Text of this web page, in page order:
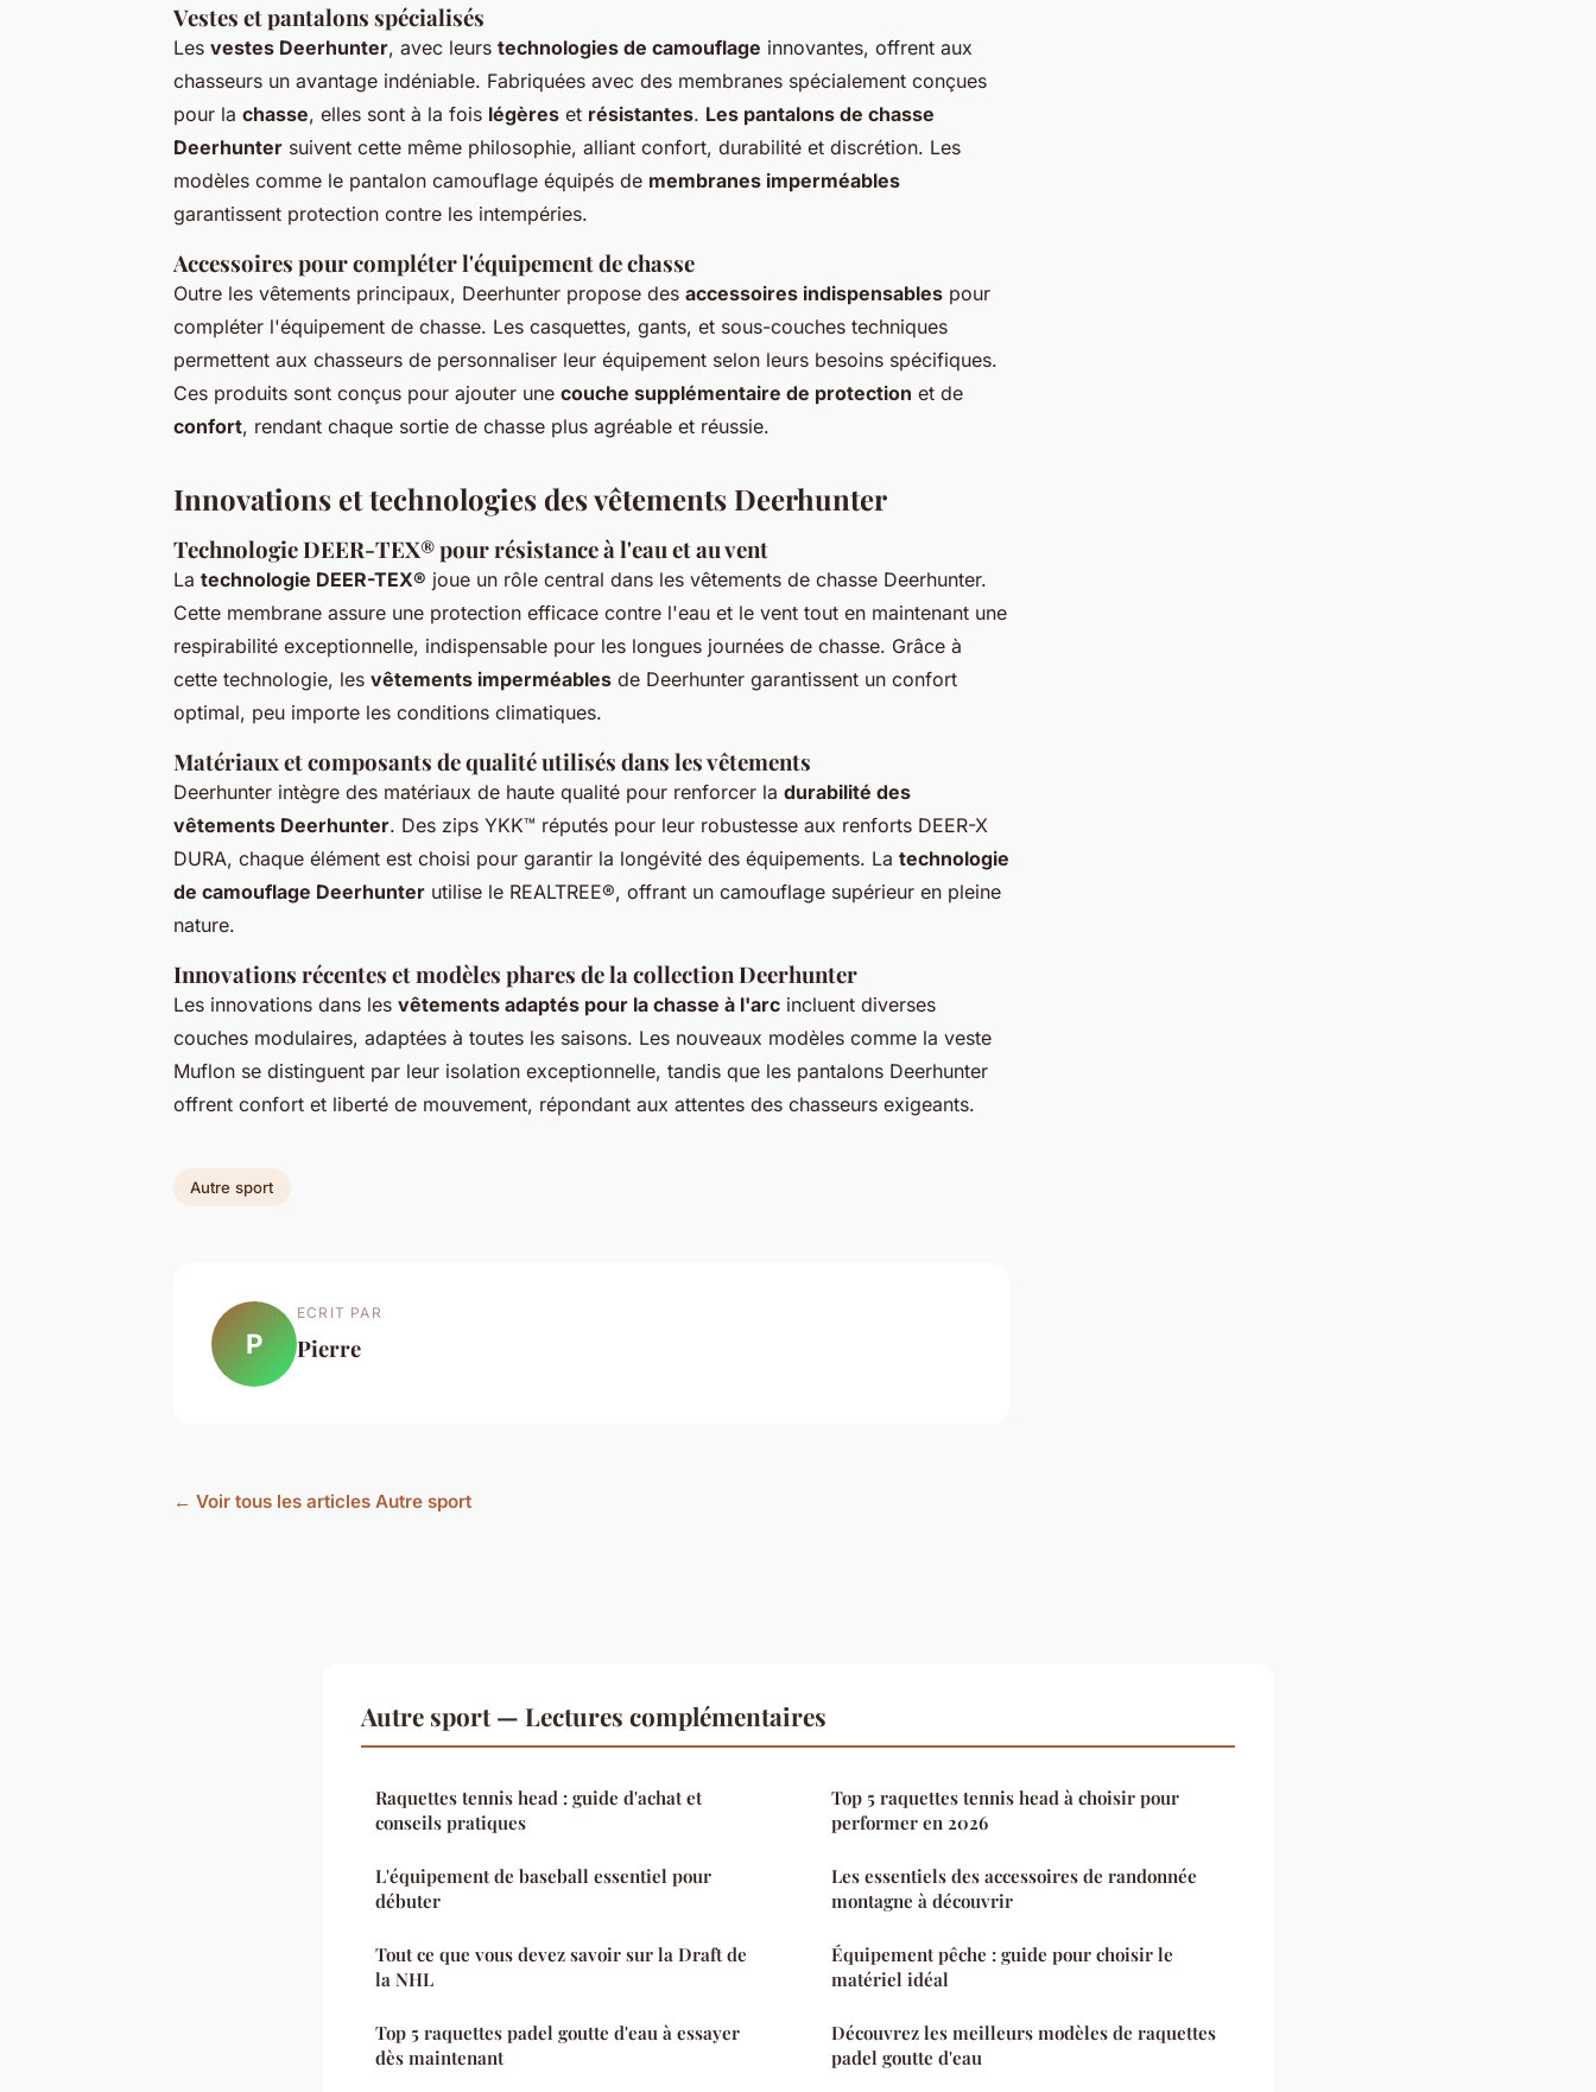
Vestes et pantalons spécialisés
Les vestes Deerhunter, avec leurs technologies de camouflage innovantes, offrent aux
chasseurs un avantage indéniable. Fabriquées avec des membranes spécialement conçues
pour la chasse, elles sont à la fois légères et résistantes. Les pantalons de chasse
Deerhunter suivent cette même philosophie, alliant confort, durabilité et discrétion. Les
modèles comme le pantalon camouflage équipés de membranes imperméables
garantissent protection contre les intempéries.
Accessoires pour compléter l'équipement de chasse
Outre les vêtements principaux, Deerhunter propose des accessoires indispensables pour
compléter l'équipement de chasse. Les casquettes, gants, et sous-couches techniques
permettent aux chasseurs de personnaliser leur équipement selon leurs besoins spécifiques.
Ces produits sont conçus pour ajouter une couche supplémentaire de protection et de
confort, rendant chaque sortie de chasse plus agréable et réussie.
Innovations et technologies des vêtements Deerhunter
Technologie DEER-TEX® pour résistance à l'eau et au vent
La technologie DEER-TEX® joue un rôle central dans les vêtements de chasse Deerhunter.
Cette membrane assure une protection efficace contre l'eau et le vent tout en maintenant une
respirabilité exceptionnelle, indispensable pour les longues journées de chasse. Grâce à
cette technologie, les vêtements imperméables de Deerhunter garantissent un confort
optimal, peu importe les conditions climatiques.
Matériaux et composants de qualité utilisés dans les vêtements
Deerhunter intègre des matériaux de haute qualité pour renforcer la durabilité des
vêtements Deerhunter. Des zips YKK™ réputés pour leur robustesse aux renforts DEER-X
DURA, chaque élément est choisi pour garantir la longévité des équipements. La technologie
de camouflage Deerhunter utilise le REALTREE®, offrant un camouflage supérieur en pleine
nature.
Innovations récentes et modèles phares de la collection Deerhunter
Les innovations dans les vêtements adaptés pour la chasse à l'arc incluent diverses
couches modulaires, adaptées à toutes les saisons. Les nouveaux modèles comme la veste
Muflon se distinguent par leur isolation exceptionnelle, tandis que les pantalons Deerhunter
offrent confort et liberté de mouvement, répondant aux attentes des chasseurs exigeants.
Autre sport
P
ECRIT PAR
Pierre
← Voir tous les articles Autre sport
Autre sport — Lectures complémentaires
Raquettes tennis head : guide d'achat et
conseils pratiques
L'équipement de baseball essentiel pour
débuter
Tout ce que vous devez savoir sur la Draft de
la NHL
Top 5 raquettes padel goutte d'eau à essayer
dès maintenant
Top 5 raquettes tennis head à choisir pour
performer en 2026
Les essentiels des accessoires de randonnée
montagne à découvrir
Équipement pêche : guide pour choisir le
matériel idéal
Découvrez les meilleurs modèles de raquettes
padel goutte d'eau